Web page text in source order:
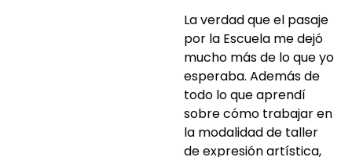
La verdad que el pasaje
por la Escuela me dejó
mucho más de lo que yo
esperaba. Además de
todo lo que aprendí
sobre cómo trabajar en
la modalidad de taller
de expresión artística,